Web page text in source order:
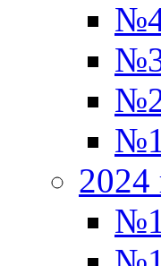
№4
№3
№2
№1
2024